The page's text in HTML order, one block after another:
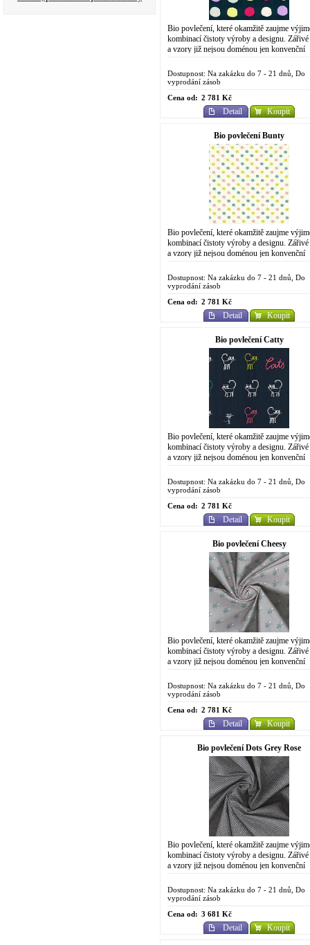
Bio povlečení, které okamžitě zaujme
kombinací čistoty výroby a designu.
a vzory již nejsou doménou jen konvenční
propracovaného...
Dostupnost: Na zakázku do 7 - 21 dnů, Do
vyprodání zásob
Cena od: 2 781 Kč
Detail Koupit
Bio povlečení Bunty
Bio povlečení, které okamžitě zaujme
kombinací čistoty výroby a designu.
a vzory již nejsou doménou jen konvenční
propracovaného...
Dostupnost: Na zakázku do 7 - 21 dnů, Do
vyprodání zásob
Cena od: 2 781 Kč
Detail Koupit
Bio povlečení Catty
Bio povlečení, které okamžitě zaujme
kombinací čistoty výroby a designu.
a vzory již nejsou doménou jen konvenční
propracovaného...
Dostupnost: Na zakázku do 7 - 21 dnů, Do
vyprodání zásob
Cena od: 2 781 Kč
Detail Koupit
Bio povlečení Cheesy
Bio povlečení, které okamžitě zaujme
kombinací čistoty výroby a designu.
a vzory již nejsou doménou jen konvenční
propracovaného...
Dostupnost: Na zakázku do 7 - 21 dnů, Do
vyprodání zásob
Cena od: 2 781 Kč
Detail Koupit
Bio povlečení Dots Grey Rose
Bio povlečení, které okamžitě zaujme
kombinací čistoty výroby a designu.
a vzory již nejsou doménou jen konvenční
propracovaného...
Dostupnost: Na zakázku do 7 - 21 dnů, Do
vyprodání zásob
Cena od: 3 681 Kč
Detail Koupit